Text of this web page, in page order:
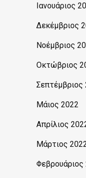
Ιανουάριος
Δεκέμβριος
Νοέμβριος
Οκτώβριος
Σεπτέμβριος
Μάιος 2022
Απρίλιος
Μάρτιος
Φεβρουάριος